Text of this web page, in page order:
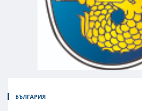
БЪЛГАРИЯ